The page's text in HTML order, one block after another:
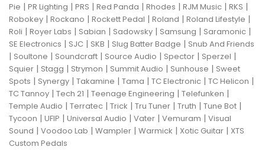
Pie | PR Lighting | PRS | Red Panda | Rhodes | RJM Music | RKS |
Robokey | Rockano | Rockett Pedal | Roland | Roland Lifestyle |
Roli | Royer Labs | Sabian | Sadowsky | Samsung | Saramonic |
SE Electronics | SJC | SKB | Slug Batter Badge | Snub And Friends
| Soultone | Soundcraft | Source Audio | Spector | Sperzel |
Squier | Stagg | Strymon | Summit Audio | Sunhouse | Sweet
Spots | Synergy | Takamine | Tama | TC Electronic | TC Helicon |
TC Tannoy | Tech 21 | Teenage Engineering | Telefunken |
Temple Audio | Terratec | Trick | Tru Tuner | Truth | Tune Bot |
Tycoon | UFIP | Universal Audio | Vater | Vemuram | Visual
Sound | Voodoo Lab | Wampler | Warmick | Xotic Guitar | XTS
Custom Pedals